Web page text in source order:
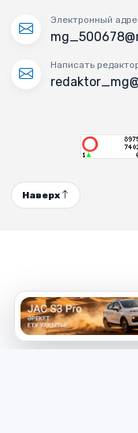
Электронный
Написать
Наверх